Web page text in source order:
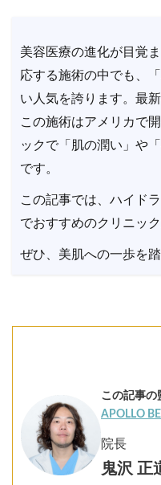
美容医療の進化が目覚
応する施術の中でも、
い人気を誇ります。最
この施術はアメリカで
ックで「肌の潤い」や
です。
この記事では、ハイド
でおすすめのクリニッ
ぜひ、美肌への一歩を
この記事の
APOLLO
院長
鬼沢